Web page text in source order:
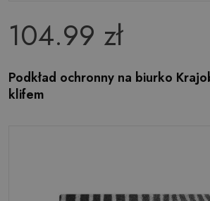
104.99 zł
Podkład ochronny na biurko
klifem